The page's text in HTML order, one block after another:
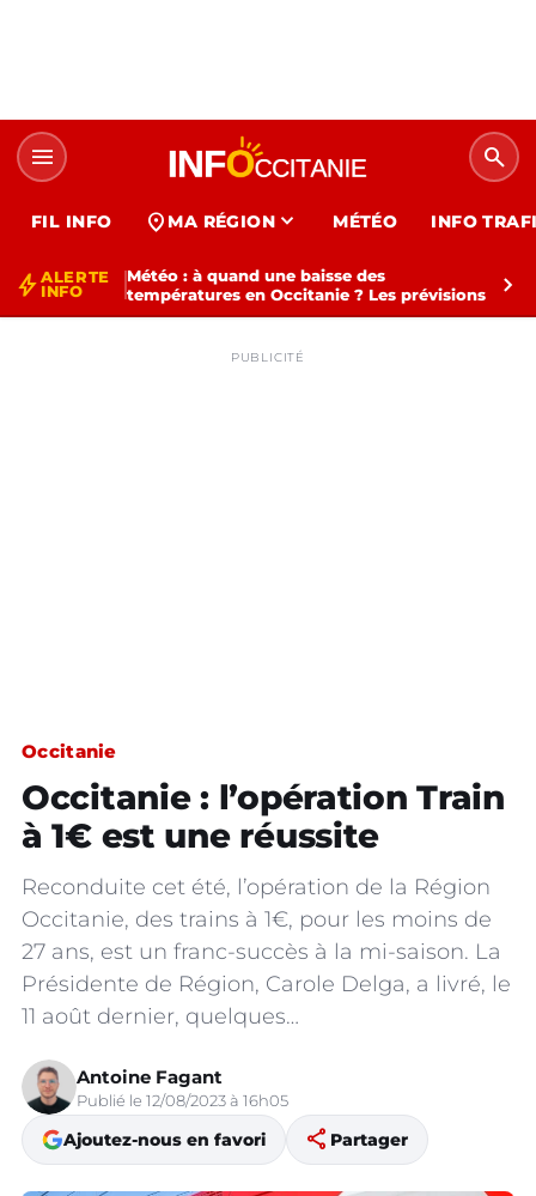
menu search
FIL INFO location_on MA RÉGION expand_more MÉTÉO INFO
bolt ALERTE
INFO
Météo : à quand une baisse des
températures en Occitanie ? Les prévisions
chevron_right
PUBLICITÉ
Occitanie
Occitanie : l’opération Train
à 1€ est une réussite
Reconduite cet été, l’opération de la Région
Occitanie, des trains à 1€, pour les moins de
27 ans, est un franc-succès à la mi-saison. La
Présidente de Région, Carole Delga, a livré, le
11 août dernier, quelques…
Antoine Fagant
Publié le 12/08/2023 à 16h05
Ajoutez-nous en favori share Partager